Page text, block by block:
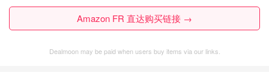
Amazon FR 直达购买链接 →
Dealmoon may be paid when users buy items via our links.